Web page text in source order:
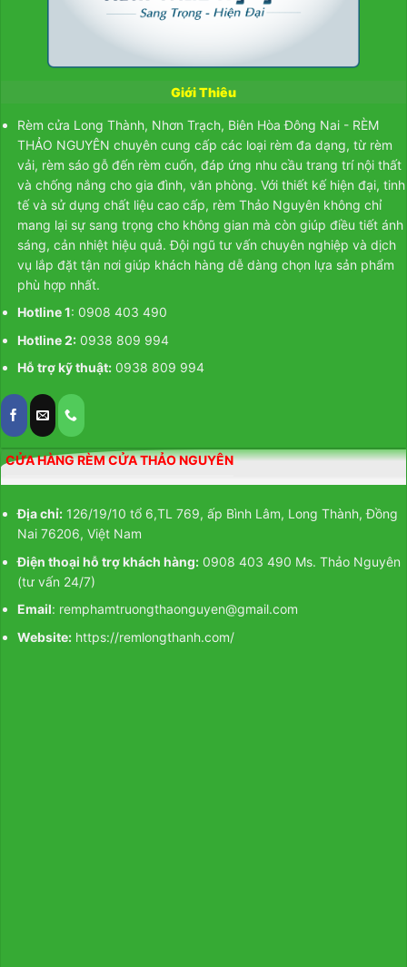
Giá Tính Trên 1m Vải May.
Giới Thiêu
Rèm cửa Long Thành, Nhơn Trạch, Biên Hòa Đông Nai - RÈM
THẢO NGUYÊN chuyên cung cấp các loại rèm đa dạng, từ rèm
vải, rèm sáo gỗ đến rèm cuốn, đáp ứng nhu cầu trang trí nội thất
và chống nắng cho gia đình, văn phòng. Với thiết kế hiện đại, tinh
tế và sử dụng chất liệu cao cấp, rèm Thảo Nguyên không chỉ
mang lại sự sang trọng cho không gian mà còn giúp điều tiết ánh
sáng, cản nhiệt hiệu quả. Đội ngũ tư vấn chuyên nghiệp và dịch
vụ lắp đặt tận nơi giúp khách hàng dễ dàng chọn lựa sản phẩm
phù hợp nhất.
Hotline 1: 0908 403 490
Hotline 2: 0938 809 994
Hỗ trợ kỹ thuật: 0938 809 994
CỬA HÀNG RÈM CỬA THẢO NGUYÊN
Địa chỉ: 126/19/10 tổ 6,TL 769, ấp Bình Lâm, Long Thành, Đồng
Nai 76206, Việt Nam
Điện thoại hỗ trợ khách hàng: 0908 403 490 Ms. Thảo Nguyên
(tư vấn 24/7)
Email: remphamtruongthaonguyen@gmail.com
Website: https://remlongthanh.com/